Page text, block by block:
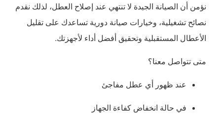
نؤمن أن الصيانة الجيدة لا تنتهي عند إصلاح العطل، لذلك نقدم
نصائح تشغيلية، وخيارات صيانة دورية تساعدك على تقليل
الأعطال المستقبلية وتحقيق أفضل أداء لأجهزتك.
متى تتواصل معنا؟
عند ظهور أي عطل مفاجئ
في حالة انخفاض كفاءة الجهاز